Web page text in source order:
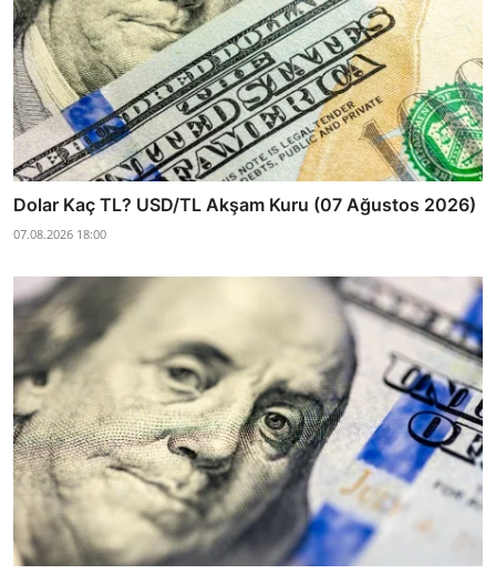
Dolar Kaç TL? USD/TL Akşam Kuru (07 Ağustos 2026)
07.08.2026 18:00